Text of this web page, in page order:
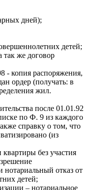
дней);
детей;
так же договор
- копия распоряжения,
ордер (получать: в
жил.
после 01.01.92
по Ф. 9 из каждого
справку о том, что
(из
без участия
отказ от
детей;
– нотариальное